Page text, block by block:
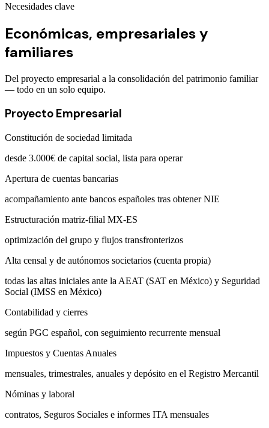
Necesidades clave
Económicas, empresariales y
familiares
Del proyecto empresarial a la consolidación del patrimonio familiar
— todo en un solo equipo.
Proyecto Empresarial
Constitución de sociedad limitada
desde 3.000€ de capital social, lista para operar
Apertura de cuentas bancarias
acompañamiento ante bancos españoles tras obtener NIE
Estructuración matriz-filial MX-ES
optimización del grupo y flujos transfronterizos
Alta censal y de autónomos societarios (cuenta propia)
todas las altas iniciales ante la AEAT (SAT en México) y Seguridad
Social (IMSS en México)
Contabilidad y cierres
según PGC español, con seguimiento recurrente mensual
Impuestos y Cuentas Anuales
mensuales, trimestrales, anuales y depósito en el Registro Mercantil
Nóminas y laboral
contratos, Seguros Sociales e informes ITA mensuales